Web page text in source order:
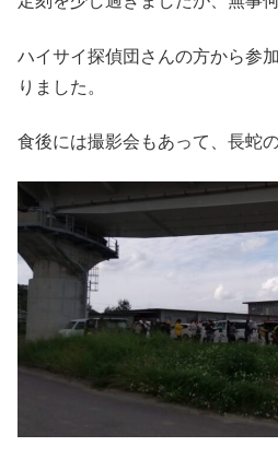
ハイサイ探偵団さんの方から参
りました。
食後には撮影会もあって、長蛇